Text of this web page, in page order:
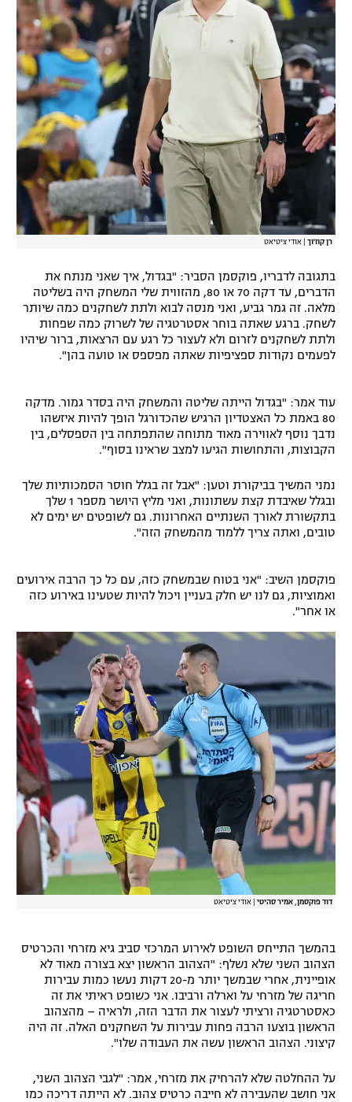
רן קוז'וך אודי ציטיאט
בתגובה לדבריו, פוקסמן הסביר: "בגדול, איך שאני מנתח את
הדברים, עד דקה 70 או 80, מהזווית שלי המשחק היה בשליטה
מלאה. זה גמר גביע, ואני מנסה לבוא ולתת לשחקנים כמה שיותר
לשחק. ברגע שאתה בוחר אסטרטגיה של לשרוק כמה שפחות
ולתת לשחקנים לזרום ולא לעצור כל רגע עם הרצאות, ברור שיהיו
לפעמים נקודות ספציפיות שאתה מפספס או טועה בהן".
עוד אמר: "בגדול הייתה שליטה והמשחק היה בסדר גמור. מדקה
80 באמת כל האצטדיון הרגיש שהכדורגל הופך להיות איזשהו
נדבך נוסף לאווירה מאוד מתוחה שהתפתחה בין הספסלים, בין
הקבוצות, והתחושות הגיעו למצב שראינו בסוף".
נמני המשיך בביקורת וטען: "אבל זה בגלל חוסר הסמכותיות שלך
ובגלל שאיבדת קצת עשתונות, ואני מליץ היושר מספר 1 שלך
בתקשורת לאורך השנתיים האחרונות. גם לשופטים יש ימים לא
טובים, ואתה צריך ללמוד מהמשחק הזה".
פוקסמן השיב: "אני בטוח שבמשחק כזה, עם כל כך הרבה אירועים
ואמוציות, גם לנו יש חלק בעניין ויכול להיות שטעינו באירוע כזה
או אחר".
דוד פוקסמן, אמיר סהיטי אודי ציטיאט
בהמשך התייחס השופט לאירוע המרכזי סביב גיא מזרחי והכרטיס
הצהוב השני שלא נשלף: "הצהוב הראשון יצא בצורה מאוד לא
אופיינית, אחרי שבמשך יותר מ-20 דקות נעשו כמות עבירות
חריגה של מזרחי על וארלה ורביבו. אני כשופט ראיתי את זה
כאסטרטגיה ורציתי לעצור את הדבר הזה, ולראיה – מהצהוב
הראשון בוצעו הרבה פחות עבירות על השחקנים האלה. זה היה
קיצוני. הצהוב הראשון עשה את העבודה שלו".
על ההחלטה שלא להרחיק את מזרחי, אמר: "לגבי הצהוב השני,
אני חושב שהעבירה לא חייבה כרטיס צהוב. לא הייתה דריכה כמו